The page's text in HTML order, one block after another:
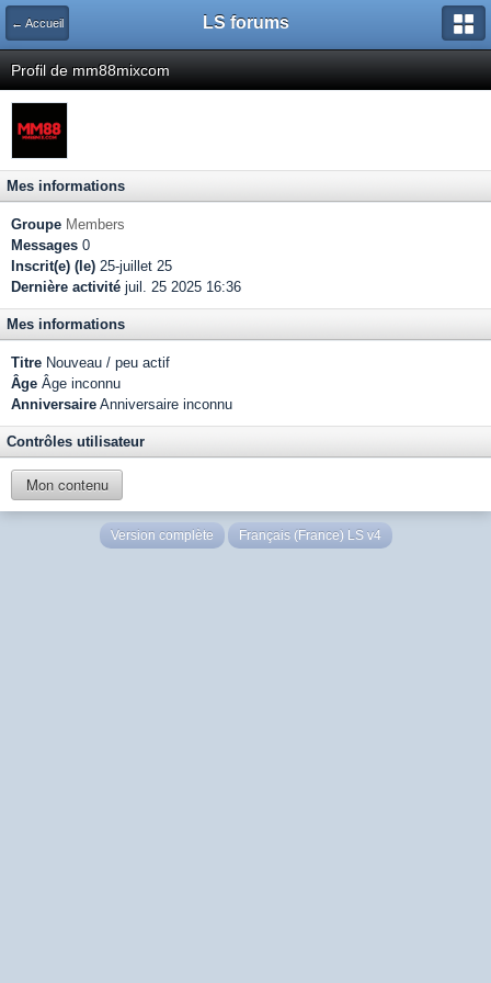
← Accueil LS forums
Profil de mm88mixcom
Mes informations
Groupe Members
Messages 0
Inscrit(e) (le) 25-juillet 25
Dernière activité juil. 25 2025 16:36
Mes informations
Titre Nouveau / peu actif
Âge Âge inconnu
Anniversaire Anniversaire inconnu
Contrôles utilisateur
Mon contenu
Version complète Français (France) LS v4